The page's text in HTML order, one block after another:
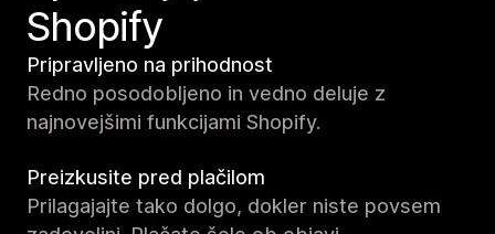
Shopify
Pripravljeno na prihodnost
Redno posodobljeno in vedno deluje z
najnovejšimi funkcijami Shopify.
Preizkusite pred plačilom
Prilagajajte tako dolgo, dokler niste povsem